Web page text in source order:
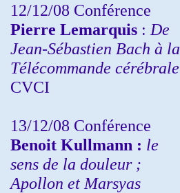
12/12/08 Conférence
Pierre Lemarquis : De
Jean-Sébastien Bach à la
Télécommande cérébrale
CVCI
13/12/08 Conférence
Benoit Kullmann : le
sens de la douleur ;
Apollon et Marsyas